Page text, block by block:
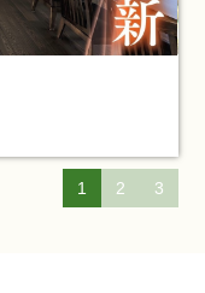
1 2 3